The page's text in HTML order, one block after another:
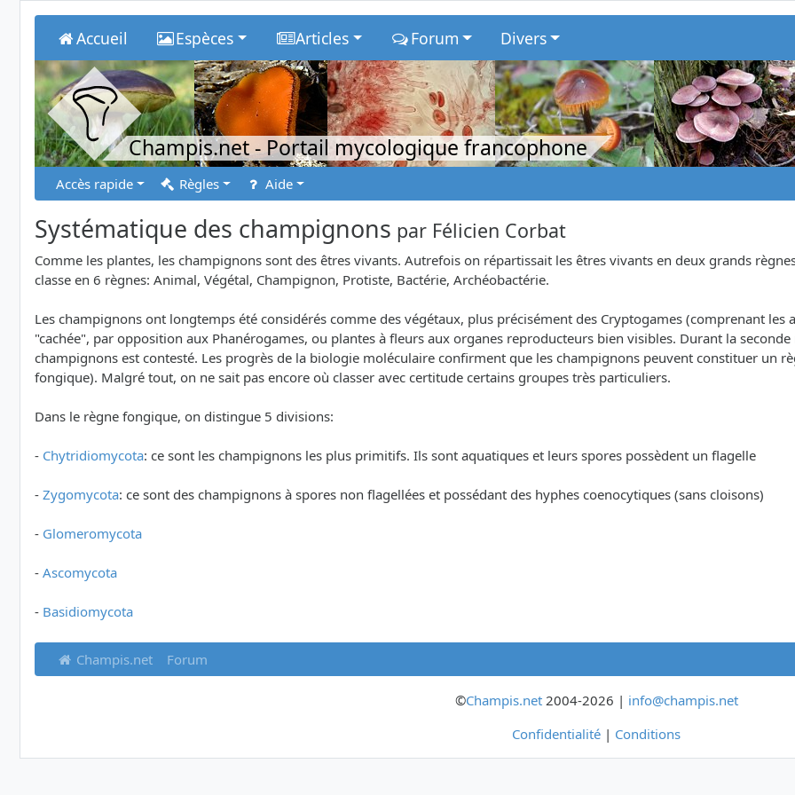
Accueil Espèces Articles Forum Divers
Champis.net- Portail mycologique francophone
Accès rapide Règles Aide
Systématique des champignons par Félicien Corbat
Comme les plantes, les champignons sont des êtres vivants. Autrefois on répartissait les êtres vivants en deux grands
classe en 6 règnes: Animal, Végétal, Champignon, Protiste, Bactérie, Archéobactérie.
Les champignons ont longtemps été considérés comme des végétaux, plus précisément des Cryptogames (comprenant les
"cachée", par opposition aux Phanérogames, ou plantes à fleurs aux organes reproducteurs bien visibles. Durant la
champignons est contesté. Les progrès de la biologie moléculaire confirment que les champignons peuvent constituer un
fongique). Malgré tout, on ne sait pas encore où classer avec certitude certains groupes très particuliers.
Dans le règne fongique, on distingue 5 divisions:
- Chytridiomycota: ce sont les champignons les plus primitifs. Ils sont aquatiques et leurs spores possèdent un flagelle
- Zygomycota: ce sont des champignons à spores non flagellées et possédant des hyphes coenocytiques (sans cloisons)
- Glomeromycota
- Ascomycota
- Basidiomycota
Champis.net Forum
©Champis.net2004-2026 | info@champis.net
Confidentialité | Conditions